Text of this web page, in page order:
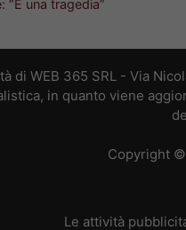
“È una tragedia”
di WEB 365 SRL - Via
in quanto viene
Copyright
Le attività